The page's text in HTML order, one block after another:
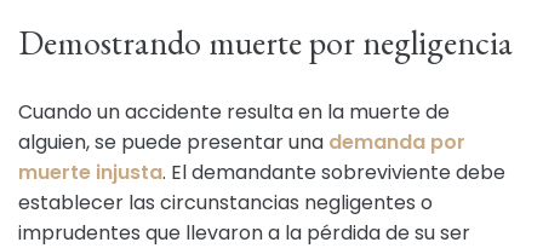
Demostrando muerte por negligencia
Cuando un accidente resulta en la muerte de
alguien, se puede presentar una demanda por
muerte injusta. El demandante sobreviviente debe
establecer las circunstancias negligentes o
imprudentes que llevaron a la pérdida de su ser